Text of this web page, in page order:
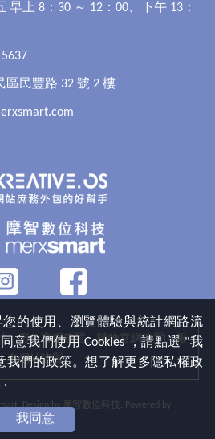
您的使用、瀏覽體驗與統計網路流
意我們使用 Cookies ，請點選 "我
我們的政策。想了解更多隱私權政
.
我同意
上 8：30 ～ 12：00、下午 13：
區民豐路 32 號 2 樓
、形象官網建置、購物官網建置、報
名網站建置
Design by摩智數位科技 . Powered by
Xlog™.